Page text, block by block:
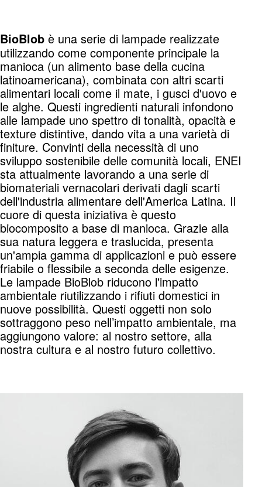
BioBlob è una serie di lampade realizzate
utilizzando come componente principale la
manioca (un alimento base della cucina
latinoamericana), combinata con altri scarti
alimentari locali come il mate, i gusci d'uovo e
le alghe. Questi ingredienti naturali infondono
alle lampade uno spettro di tonalità, opacità e
texture distintive, dando vita a una varietà di
finiture. Convinti della necessità di uno
sviluppo sostenibile delle comunità locali, ENEI
sta attualmente lavorando a una serie di
biomateriali vernacolari derivati dagli scarti
dell'industria alimentare dell'America Latina. Il
cuore di questa iniziativa è questo
biocomposito a base di manioca. Grazie alla
sua natura leggera e traslucida, presenta
un'ampia gamma di applicazioni e può essere
friabile o flessibile a seconda delle esigenze.
Le lampade BioBlob riducono l'impatto
ambientale riutilizzando i rifiuti domestici in
nuove possibilità. Questi oggetti non solo
sottraggono peso nell’impatto ambientale, ma
aggiungono valore: al nostro settore, alla
nostra cultura e al nostro futuro collettivo.